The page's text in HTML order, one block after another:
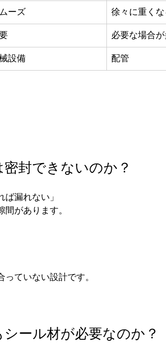
ーズ 徐々に重く
必要な場合
設備 配管
封できないのか？
漏れない」
があります。
ていない設計です。
ール材が必要なのか？